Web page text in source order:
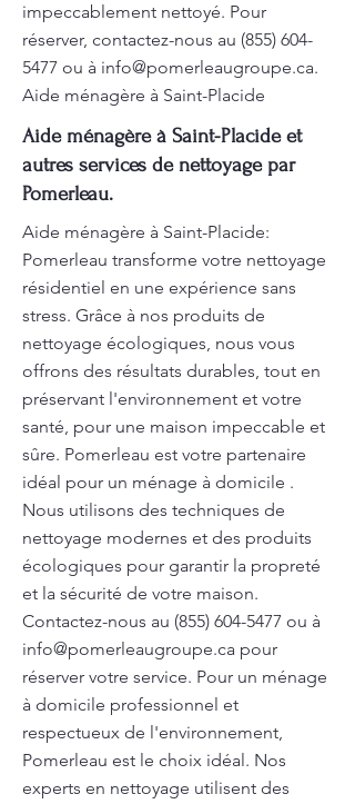
impeccablement nettoyé. Pour
réserver, contactez-nous au (855) 604-
5477 ou à info@pomerleaugroupe.ca.
Aide ménagère à Saint-Placide
Aide ménagère à Saint-Placide et
autres services de nettoyage par
Pomerleau.
Aide ménagère à Saint-Placide:
Pomerleau transforme votre nettoyage
résidentiel en une expérience sans
stress. Grâce à nos produits de
nettoyage écologiques, nous vous
offrons des résultats durables, tout en
préservant l'environnement et votre
santé, pour une maison impeccable et
sûre. Pomerleau est votre partenaire
idéal pour un ménage à domicile .
Nous utilisons des techniques de
nettoyage modernes et des produits
écologiques pour garantir la propreté
et la sécurité de votre maison.
Contactez-nous au (855) 604-5477 ou à
info@pomerleaugroupe.ca pour
réserver votre service. Pour un ménage
à domicile professionnel et
respectueux de l'environnement,
Pomerleau est le choix idéal. Nos
experts en nettoyage utilisent des